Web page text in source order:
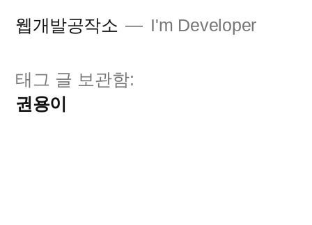
웹개발공작소 I'm Developer
태그 글 보관함:
권용이